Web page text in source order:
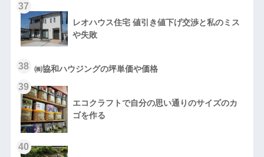
37
レオハウス住宅 値引き値下げ交渉と私のミス
や失敗
38 ㈱協和ハウジングの坪単価や価格
39
エコクラフトで自分の思い通りのサイズのカ
ゴを作る
40